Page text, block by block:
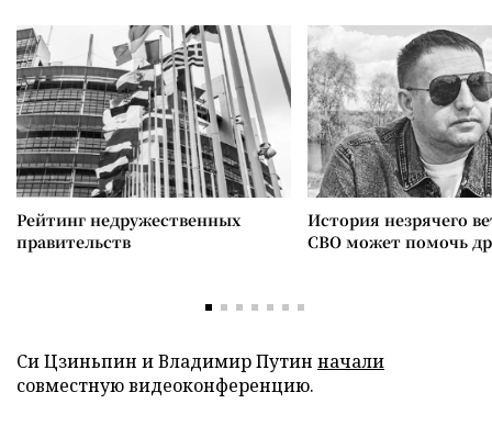
Рейтинг недружественных
правительств
История незрячего
СВО может помочь
Си Цзиньпин и Владимир Путин начали
совместную видеоконференцию.